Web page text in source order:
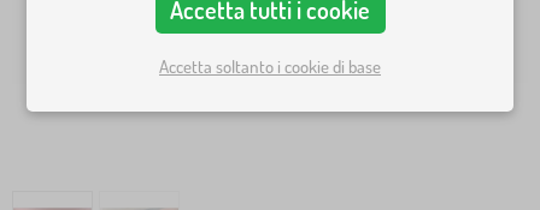
Accetta tutti i cookie
Accetta soltanto i cookie di base